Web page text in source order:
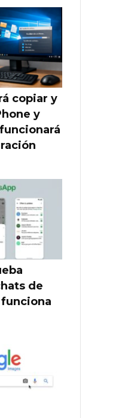
copiar y
y
de